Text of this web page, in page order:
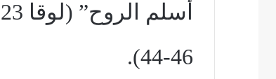
أسلم الروح” (لوقا 23:
44-46).